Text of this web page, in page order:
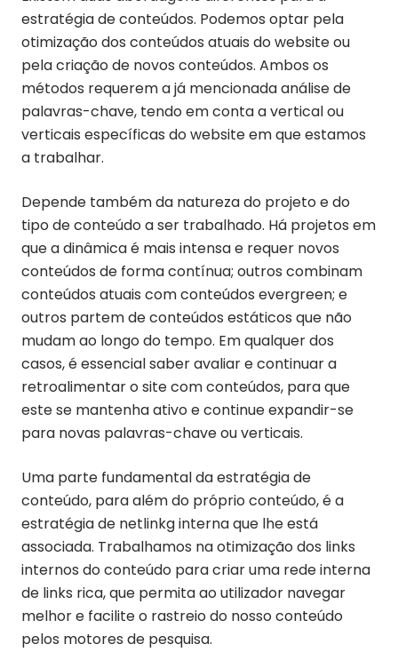
estratégia de conteúdos. Podemos optar pela
otimização dos conteúdos atuais do website ou
pela criação de novos conteúdos. Ambos os
métodos requerem a já mencionada análise de
palavras-chave, tendo em conta a vertical ou
verticais específicas do website em que estamos
a trabalhar.
Depende também da natureza do projeto e do
tipo de conteúdo a ser trabalhado. Há projetos em
que a dinâmica é mais intensa e requer novos
conteúdos de forma contínua; outros combinam
conteúdos atuais com conteúdos evergreen; e
outros partem de conteúdos estáticos que não
mudam ao longo do tempo. Em qualquer dos
casos, é essencial saber avaliar e continuar a
retroalimentar o site com conteúdos, para que
este se mantenha ativo e continue expandir-se
para novas palavras-chave ou verticais.
Uma parte fundamental da estratégia de
conteúdo, para além do próprio conteúdo, é a
estratégia de netlinkg interna que lhe está
associada. Trabalhamos na otimização dos links
internos do conteúdo para criar uma rede interna
de links rica, que permita ao utilizador navegar
melhor e facilite o rastreio do nosso conteúdo
pelos motores de pesquisa.